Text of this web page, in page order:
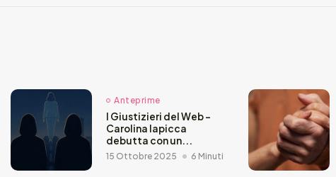
Anteprime
I Giustizieri del Web –
Carolina Iapicca
debutta con un...
15 Ottobre 2025 6 Minuti